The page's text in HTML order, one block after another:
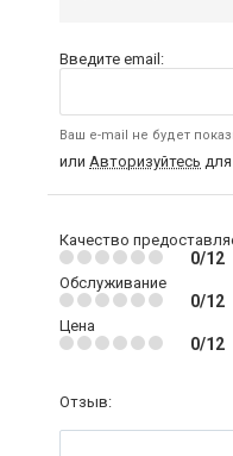
Введите email:
Ваш e-mail не будет
или Авторизуйтесь
Качество
0/12
Обслуживание
0/12
Цена
0/12
Отзыв: